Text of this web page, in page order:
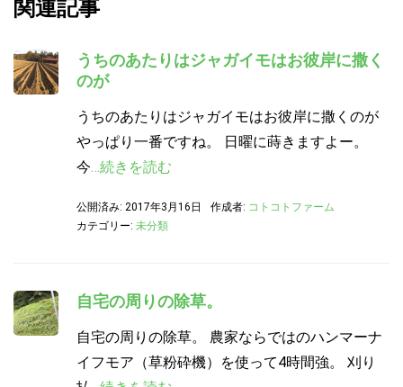
関連記事
うちのあたりはジャガイモはお彼岸に撒く
のが
うちのあたりはジャガイモはお彼岸に撒くのが
やっぱり一番ですね。 日曜に蒔きますよー。
今 …続きを読む
公開済み: 2017年3月16日 作成者: コトコトファーム
カテゴリー: 未分類
自宅の周りの除草。
自宅の周りの除草。 農家ならではのハンマーナ
イフモア（草粉砕機）を使って4時間強。 刈り